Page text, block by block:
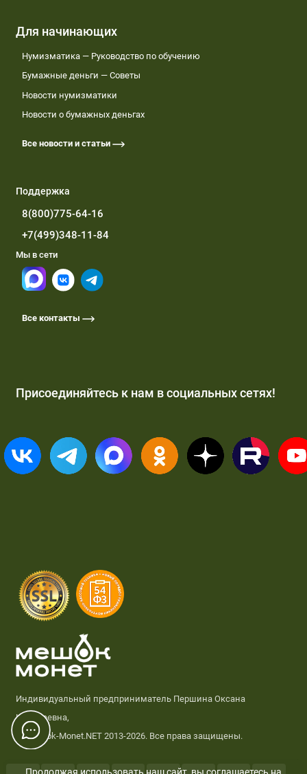
Для начинающих
Нумизматика — Руководство по обучению
Бумажные деньги — Советы
Новости нумизматики
Новости о бумажных деньгах
Все новости и статьи
Поддержка
8(800)775-64-16
+7(499)348-11-84
Мы в сети
Все контакты
Присоединяйтесь к нам в социальных сетях!
Индивидуальный предприниматель Першина Оксана
Николаевна,
© Meshok-Monet.NET 2013-2026. Все права защищены.
Продолжая использовать наш сайт, вы соглашаетесь на